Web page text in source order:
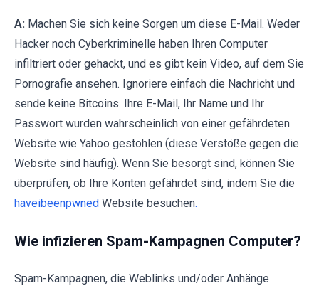
A: Machen Sie sich keine Sorgen um diese E-Mail. Weder
Hacker noch Cyberkriminelle haben Ihren Computer
infiltriert oder gehackt, und es gibt kein Video, auf dem Sie
Pornografie ansehen. Ignoriere einfach die Nachricht und
sende keine Bitcoins. Ihre E-Mail, Ihr Name und Ihr
Passwort wurden wahrscheinlich von einer gefährdeten
Website wie Yahoo gestohlen (diese Verstöße gegen die
Website sind häufig). Wenn Sie besorgt sind, können Sie
überprüfen, ob Ihre Konten gefährdet sind, indem Sie die
haveibeenpwned Website besuchen.
Wie infizieren Spam-Kampagnen Computer?
Spam-Kampagnen, die Weblinks und/oder Anhänge